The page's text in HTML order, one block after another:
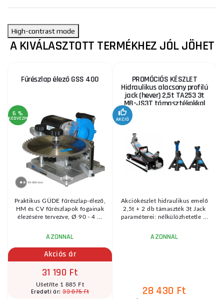
High-contrast mode
A KIVÁLASZTOTT TERMÉKHEZ JÓL JÖHET
Fűrészlap élező GSS 400
6 %
KEDVEZMÉNY
Praktikus GÜDE fűrészlap-élező,
HM és CV fűrészlapok fogainak
élezésére tervezve, Ø 90 - 4 ...
AZONNAL
Akciós ár
31 190 Ft
Ušetříte 1 885 Ft
Eredeti ár:33 075 Ft
PROMÓCIÓS KÉSZLET
Hidraulikus alacsony profilú
jack (hever) 2,5t TA253 3t
MB-JS3T támasztékokkal
AKCIÓ
Akciókészlet hidraulikus emelő
2,5t + 2 db támaszték 3t Jack
paraméterei: nélkülözhetetle ...
AZONNAL
28 430 Ft